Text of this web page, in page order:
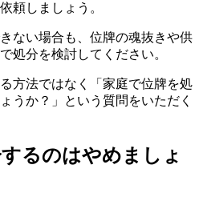
頼しましょう。
ない場合も、位牌の魂抜きや供
処分を検討してください。
方法ではなく「家庭で位牌を処
うか？」という質問をいただく
るのはやめましょ